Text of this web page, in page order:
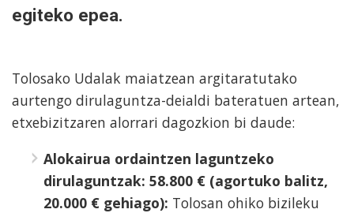
egiteko epea.
Tolosako Udalak maiatzean argitaratutako
aurtengo dirulaguntza-deialdi bateratuen artean,
etxebizitzaren alorrari dagozkion bi daude:
Alokairua ordaintzen laguntzeko
dirulaguntzak: 58.800 € (agortuko balitz,
20.000 € gehiago): Tolosan ohiko bizileku